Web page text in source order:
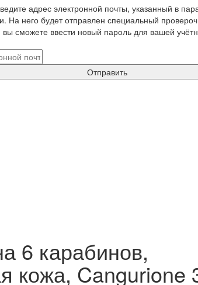
адрес электронной почты, указанный в
На него будет отправлен специальный
вы сможете ввести новый пароль для вашей
Отправить
6 карабинов,
кожа, Cangurione